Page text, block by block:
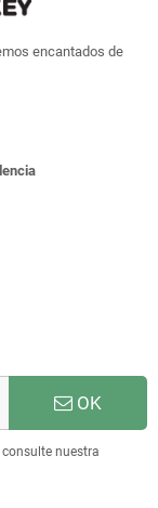
encantados de
OK
nuestra